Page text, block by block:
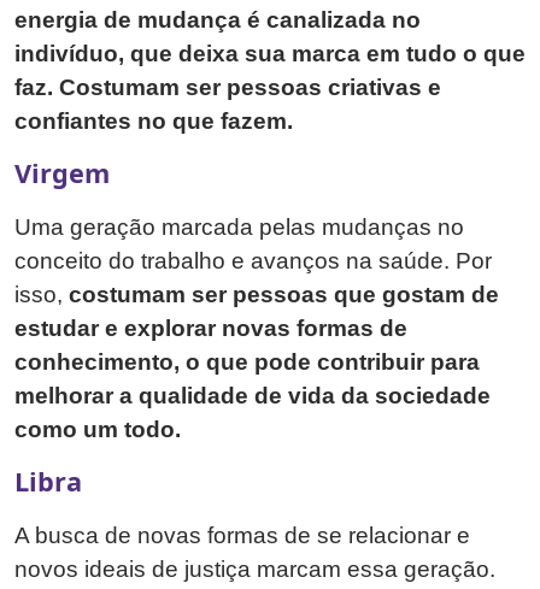
energia de mudança é canalizada no
indivíduo, que deixa sua marca em tudo o que
faz. Costumam ser pessoas criativas e
confiantes no que fazem.
Virgem
Uma geração marcada pelas mudanças no
conceito do trabalho e avanços na saúde. Por
isso, costumam ser pessoas que gostam de
estudar e explorar novas formas de
conhecimento, o que pode contribuir para
melhorar a qualidade de vida da sociedade
como um todo.
Libra
A busca de novas formas de se relacionar e
novos ideais de justiça marcam essa geração.